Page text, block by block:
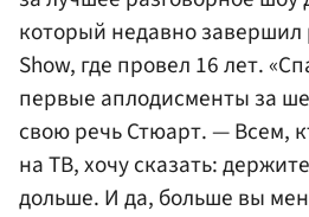
который недавно завершил
Show, где провел 16 лет.
первые аплодисменты за
свою речь Стюарт. — Всем,
на ТВ, хочу сказать:
дольше. И да, больше вы